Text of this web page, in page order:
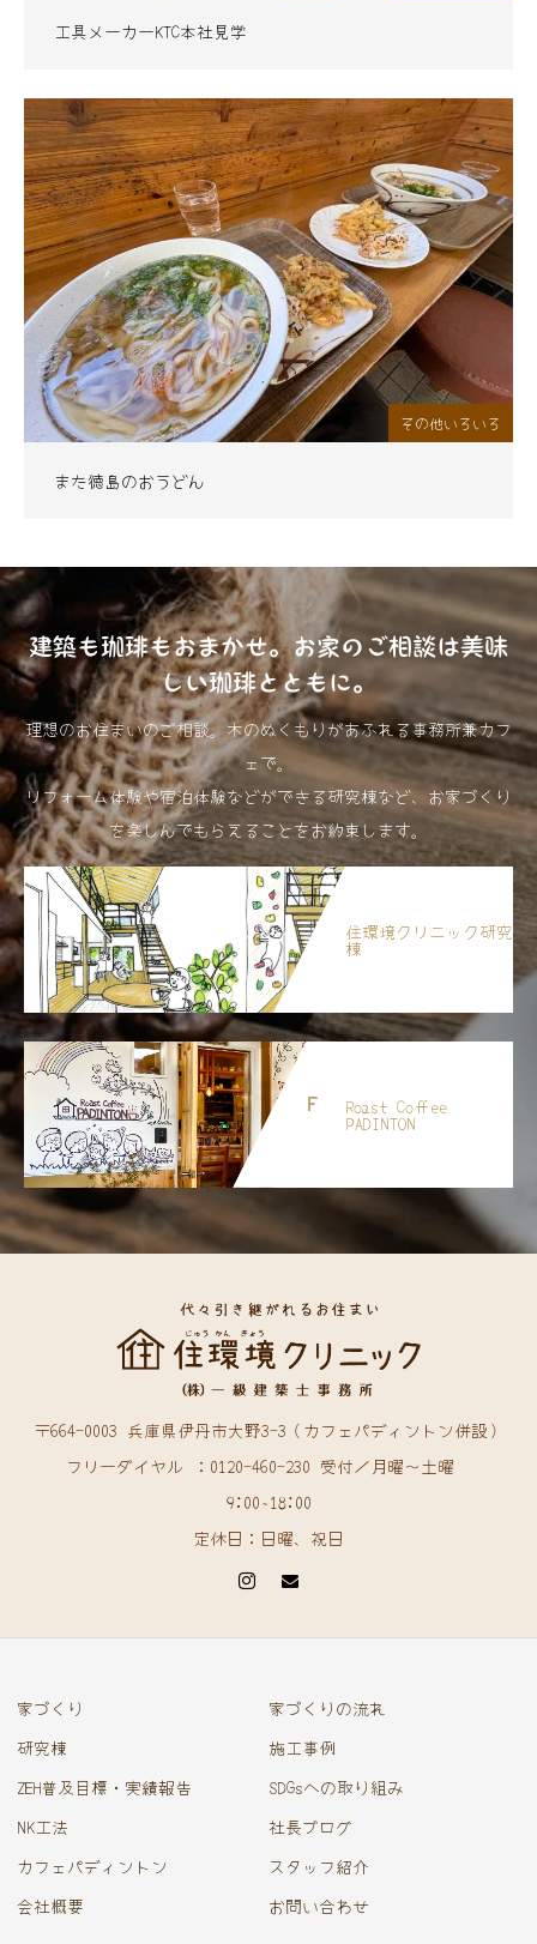
工具メーカーKTC本社見学
その他いろいろ
また徳島のおうどん
建築も珈琲もおまかせ。お家のご相談は美味
しい珈琲とともに。
理想のお住まいのご相談。木のぬくもりがあふれる事務所兼カフ
ェで。
リフォーム体験や宿泊体験などができる研究棟など、お家づくり
を楽しんでもらえることをお約束します。
住環境クリニック研究
棟
Roast Coffee
PADINTON
〒664-0003 兵庫県伊丹市大野3-3（カフェパディントン併設）
フリーダイヤル ：0120-460-230 受付／月曜〜土曜
9:00~18:00
定休日：日曜、祝日
家づくり
家づくりの流れ
研究棟
施工事例
ZEH普及目標・実績報告
SDGsへの取り組み
NK工法
社長ブログ
カフェパディントン
スタッフ紹介
会社概要
お問い合わせ